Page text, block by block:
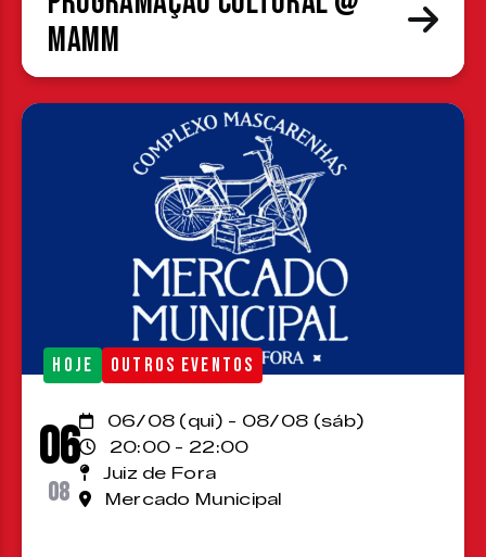
MAMM
HOJE OUTROS EVENTOS
06
08
06/08 (qui) - 08/08 (sáb)
20:00 - 22:00
Juiz de Fora
Mercado Municipal